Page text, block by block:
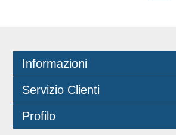
Informazioni
Servizio Clienti
Profilo